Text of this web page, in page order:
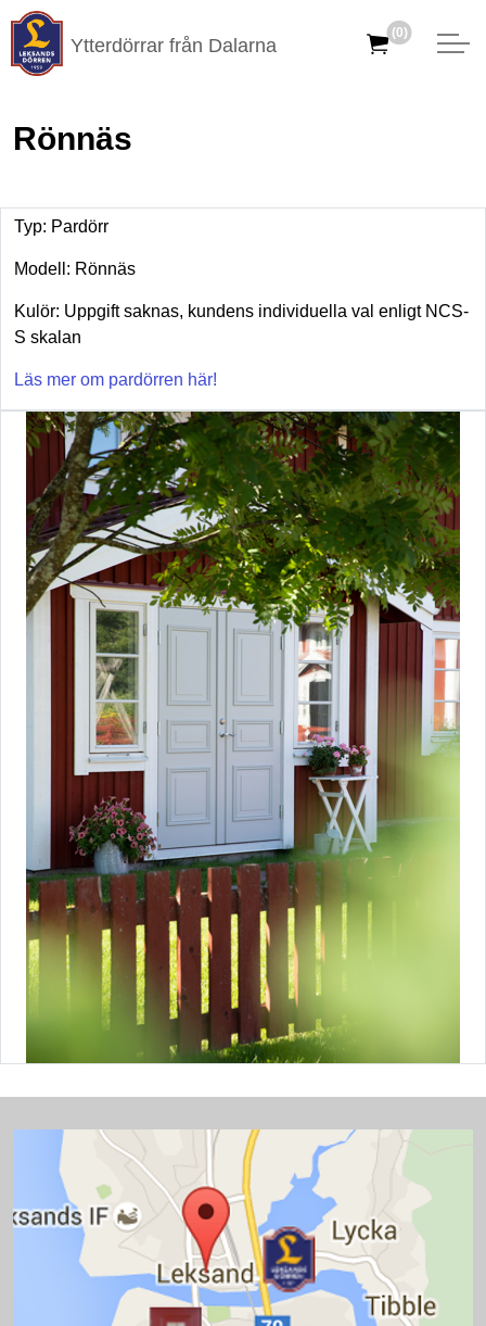
Ytterdörrar från Dalarna
(0)
Rönnäs
Typ: Pardörr
Modell: Rönnäs
Kulör: Uppgift saknas, kundens individuella val enligt NCS-
S skalan
Läs mer om pardörren här!